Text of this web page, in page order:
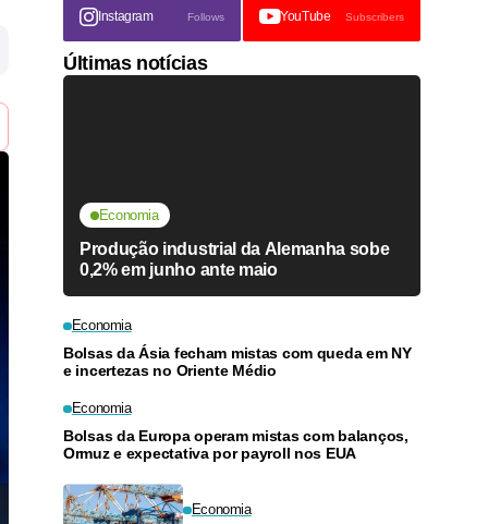
Instagram Follows YouTube Subscribers
Últimas notícias
Economia
Produção industrial da Alemanha sobe
0,2% em junho ante maio
Economia
Bolsas da Ásia fecham mistas com queda em NY
e incertezas no Oriente Médio
Economia
Bolsas da Europa operam mistas com balanços,
Ormuz e expectativa por payroll nos EUA
Economia